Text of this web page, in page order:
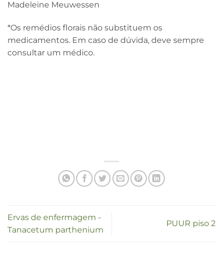
Madeleine Meuwessen
*Os remédios florais não substituem os
medicamentos. Em caso de dúvida, deve sempre
consultar um médico.
Ervas de enfermagem -
Tanacetum parthenium
PUUR piso 2